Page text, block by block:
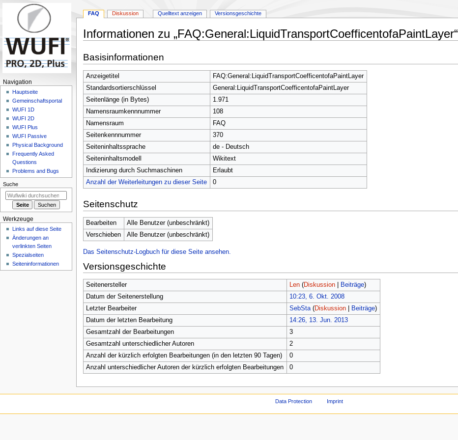
Informationen zu „FAQ:General:LiquidTransportCoefficentofaPaintLayer“
Navigation
springen
Suche
springen
Basisinformationen
Anzeigetitel
FAQ:General:LiquidTransportCoefficentofaPaintLayer
Standardsortierschlüssel
General:LiquidTransportCoefficentofaPaintLayer
Seitenlänge (in Bytes)
1.971
Namensraumkennnummer
108
Namensraum
FAQ
Seitenkennnummer
370
Seiteninhaltssprache
de - Deutsch
Seiteninhaltsmodell
Wikitext
Indizierung durch Suchmaschinen
Erlaubt
Anzahl der Weiterleitungen zu dieser Seite
0
Seitenschutz
Bearbeiten
Alle Benutzer (unbeschränkt)
Verschieben
Alle Benutzer (unbeschränkt)
Das Seitenschutz-Logbuch für diese Seite ansehen.
Versionsgeschichte
Seitenersteller Len (Diskussion| Beiträge)
Datum der Seitenerstellung
10:23, 6. Okt. 2008
Letzter Bearbeiter
SebSta (Diskussion| Beiträge)
Datum der letzten Bearbeitung
14:26, 13. Jun. 2013
Gesamtzahl der Bearbeitungen
3
Gesamtzahl unterschiedlicher Autoren
2
Anzahl der kürzlich erfolgten Bearbeitungen (in den letzten 90 Tagen)
0
Anzahl unterschiedlicher Autoren der kürzlich erfolgten Bearbeitungen
0
N
n
s
m
e
n
FAQ Diskussion Quelltext anzeigen Versionsgeschichte
Navigation
Hauptseite
Gemeinschafts­portal
WUFI 1D
WUFI 2D
WUFI Plus
WUFI Passive
Physical Background
Frequently Asked
Questions
Problems and Bugs
Suche
Werkzeuge
Links auf diese Seite
Änderungen an
verlinkten Seiten
Spezialseiten
Seiten­­informationen
Data Protection Imprint